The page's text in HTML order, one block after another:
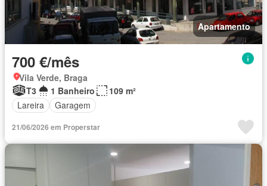
Apartamento
700 €/mês
Vila Verde, Braga
T3
1 Banheiro
109 m²
Lareira
Garagem
21/06/2026 em Properstar